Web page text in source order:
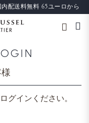
配送料無料 65ユーロから
グインください。